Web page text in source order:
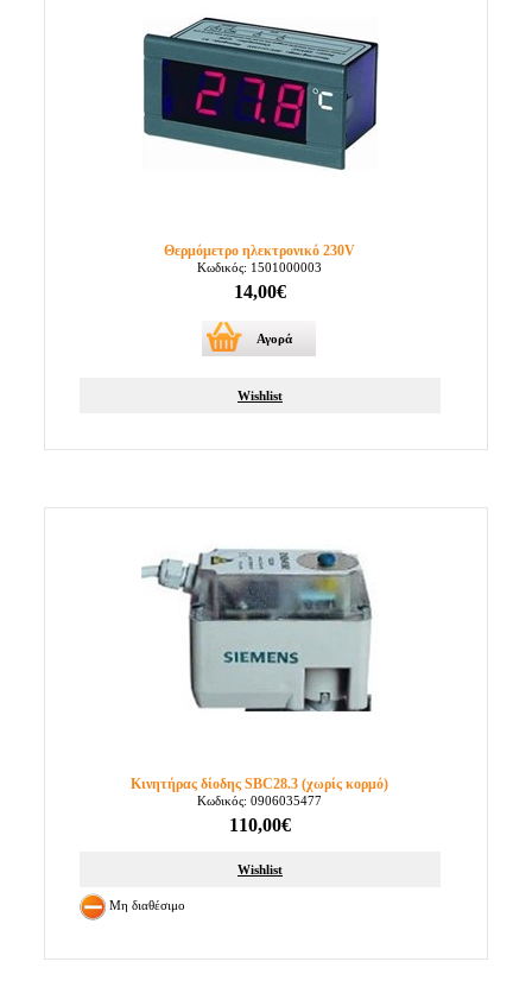
Θερμόμετρο ηλεκτρονικό 230V
Κωδικός: 1501000003
14,00€
Αγορά
Wishlist
Κινητήρας δίοδης SBC28.3 (χωρίς κορμό)
Κωδικός: 0906035477
110,00€
Wishlist
Μη διαθέσιμο